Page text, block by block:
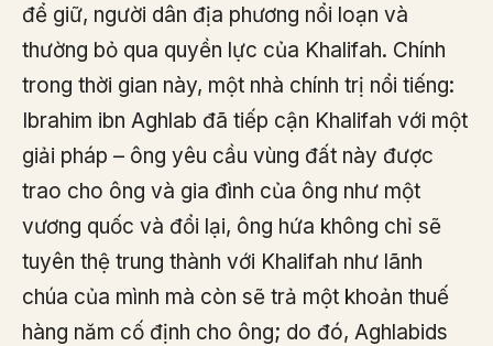
để giữ, người dân địa phương nổi loạn và
thường bỏ qua quyền lực của Khalifah. Chính
trong thời gian này, một nhà chính trị nổi tiếng:
Ibrahim ibn Aghlab đã tiếp cận Khalifah với một
giải pháp – ông yêu cầu vùng đất này được
trao cho ông và gia đình của ông như một
vương quốc và đổi lại, ông hứa không chỉ sẽ
tuyên thệ trung thành với Khalifah như lãnh
chúa của mình mà còn sẽ trả một khoản thuế
hàng năm cố định cho ông; do đó, Aghlabids